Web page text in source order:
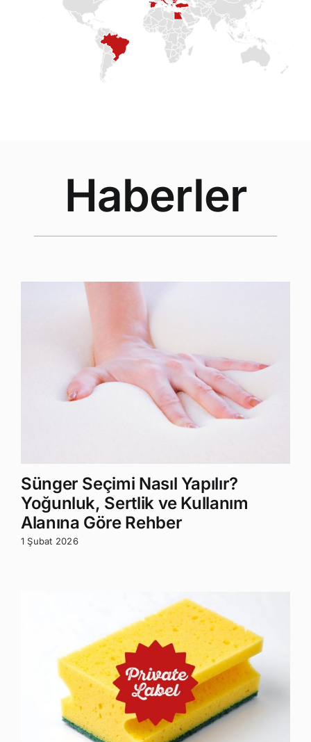
Haberler
Sünger Seçimi Nasıl Yapılır?
Yoğunluk, Sertlik ve Kullanım
Alanına Göre Rehber
1 Şubat 2026